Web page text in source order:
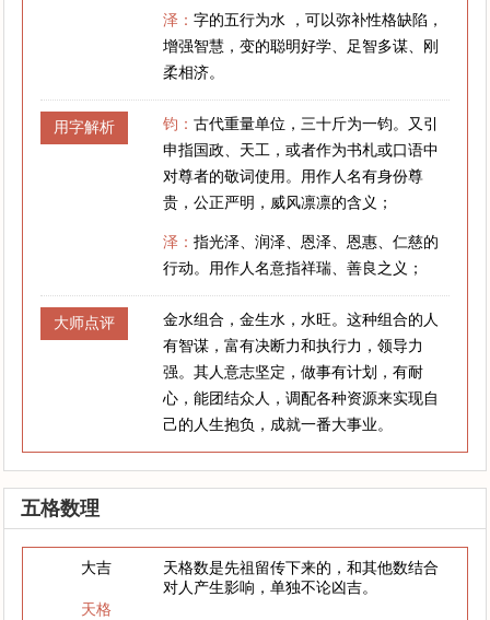
泽：字的五行为水 ，可以弥补性格缺陷，
增强智慧，变的聪明好学、足智多谋、刚
柔相济。
用字解析 钧：古代重量单位，三十斤为一钧。又引
申指国政、天工，或者作为书札或口语中
对尊者的敬词使用。用作人名有身份尊
贵，公正严明，威风凛凛的含义；
泽：指光泽、润泽、恩泽、恩惠、仁慈的
行动。用作人名意指祥瑞、善良之义；
大师点评
金水组合，金生水，水旺。这种组合的人
有智谋，富有决断力和执行力，领导力
强。其人意志坚定，做事有计划，有耐
心，能团结众人，调配各种资源来实现自
己的人生抱负，成就一番大事业。
五格数理
大吉
天格
天格数是先祖留传下来的，和其他数结合
对人产生影响，单独不论凶吉。